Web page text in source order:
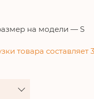
на модели — S
товара